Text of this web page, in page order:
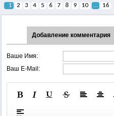
1 2 3 4 5 6 7 8 9 10 ... 16
Добавление комментария
Ваше Имя:
Ваш E-Mail: